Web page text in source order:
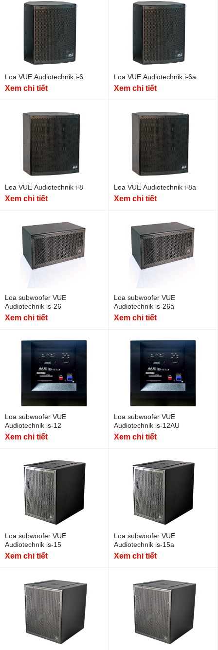
Loa VUE Audiotechnik i-6
Xem chi tiết
Loa VUE Audiotechnik i-6a
Xem chi tiết
Loa VUE Audiotechnik i-8
Xem chi tiết
Loa VUE Audiotechnik i-8a
Xem chi tiết
Loa subwoofer VUE
Audiotechnik is-26
Xem chi tiết
Loa subwoofer VUE
Audiotechnik is-26a
Xem chi tiết
Loa subwoofer VUE
Audiotechnik is-12
Xem chi tiết
Loa subwoofer VUE
Audiotechnik is-12AU
Xem chi tiết
Loa subwoofer VUE
Audiotechnik is-15
Xem chi tiết
Loa subwoofer VUE
Audiotechnik is-15a
Xem chi tiết